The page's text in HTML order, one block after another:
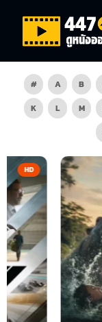
# A B
K
L M